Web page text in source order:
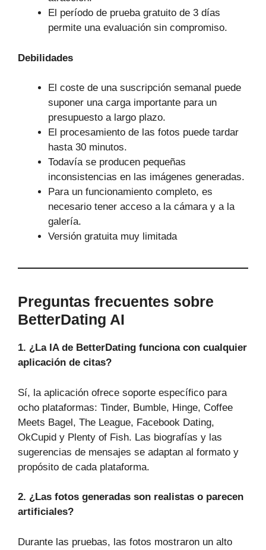
El período de prueba gratuito de 3 días
permite una evaluación sin compromiso.
Debilidades
El coste de una suscripción semanal puede
suponer una carga importante para un
presupuesto a largo plazo.
El procesamiento de las fotos puede tardar
hasta 30 minutos.
Todavía se producen pequeñas
inconsistencias en las imágenes generadas.
Para un funcionamiento completo, es
necesario tener acceso a la cámara y a la
galería.
Versión gratuita muy limitada
Preguntas frecuentes sobre
BetterDating AI
1. ¿La IA de BetterDating funciona con cualquier
aplicación de citas?
Sí, la aplicación ofrece soporte específico para
ocho plataformas: Tinder, Bumble, Hinge, Coffee
Meets Bagel, The League, Facebook Dating,
OkCupid y Plenty of Fish. Las biografías y las
sugerencias de mensajes se adaptan al formato y
propósito de cada plataforma.
2. ¿Las fotos generadas son realistas o parecen
artificiales?
Durante las pruebas, las fotos mostraron un alto